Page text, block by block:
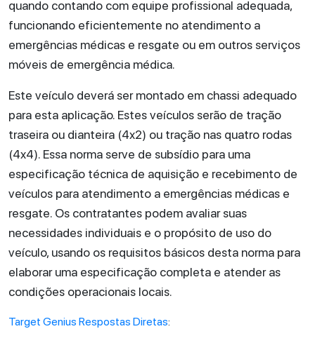
quando contando com equipe profissional adequada,
funcionando eficientemente no atendimento a
emergências médicas e resgate ou em outros serviços
móveis de emergência médica.
Este veículo deverá ser montado em chassi adequado
para esta aplicação. Estes veículos serão de tração
traseira ou dianteira (4x2) ou tração nas quatro rodas
(4x4). Essa norma serve de subsídio para uma
especificação técnica de aquisição e recebimento de
veículos para atendimento a emergências médicas e
resgate. Os contratantes podem avaliar suas
necessidades individuais e o propósito de uso do
veículo, usando os requisitos básicos desta norma para
elaborar uma especificação completa e atender as
condições operacionais locais.
Target Genius Respostas Diretas: